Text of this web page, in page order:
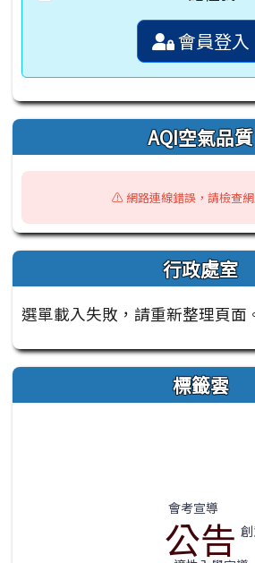
會員登入
AQI空氣品質
⚠️ 網路連線錯誤，請檢查
行政處室
選單載入失敗，請重新整理頁面
標籤雲
公告
會考宣導